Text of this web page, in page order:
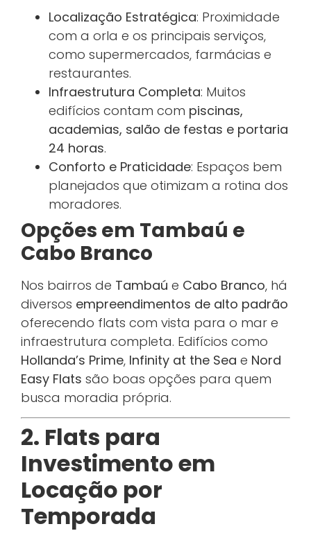
Localização Estratégica: Proximidade
com a orla e os principais serviços,
como supermercados, farmácias e
restaurantes.
Infraestrutura Completa: Muitos
edifícios contam com piscinas,
academias, salão de festas e portaria
24 horas.
Conforto e Praticidade: Espaços bem
planejados que otimizam a rotina dos
moradores.
Opções em Tambaú e
Cabo Branco
Nos bairros de Tambaú e Cabo Branco, há
diversos empreendimentos de alto padrão
oferecendo flats com vista para o mar e
infraestrutura completa. Edifícios como
Hollanda’s Prime, Infinity at the Sea e Nord
Easy Flats são boas opções para quem
busca moradia própria.
2. Flats para
Investimento em
Locação por
Temporada